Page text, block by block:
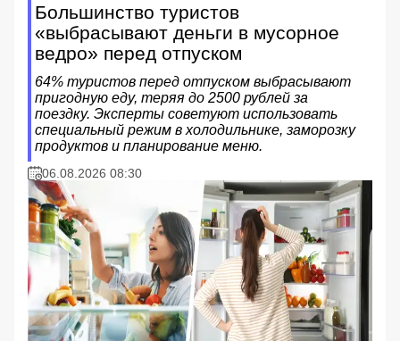
Большинство туристов
«выбрасывают деньги в мусорное
ведро» перед отпуском
64% туристов перед отпуском выбрасывают
пригодную еду, теряя до 2500 рублей за
поездку. Эксперты советуют использовать
специальный режим в холодильнике, заморозку
продуктов и планирование меню.
06.08.2026 08:30